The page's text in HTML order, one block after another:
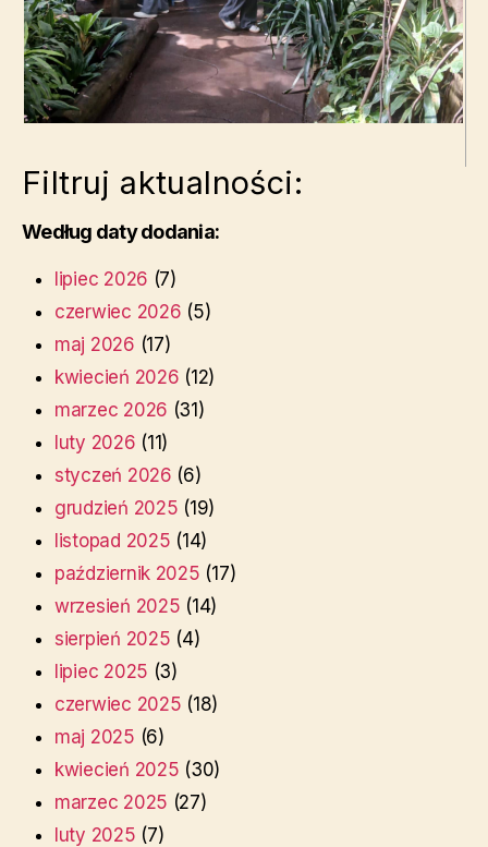
Filtruj aktualności:
Według daty dodania:
lipiec 2026 (7)
czerwiec 2026 (5)
maj 2026 (17)
kwiecień 2026 (12)
marzec 2026 (31)
luty 2026 (11)
styczeń 2026 (6)
grudzień 2025 (19)
listopad 2025 (14)
październik 2025 (17)
wrzesień 2025 (14)
sierpień 2025 (4)
lipiec 2025 (3)
czerwiec 2025 (18)
maj 2025 (6)
kwiecień 2025 (30)
marzec 2025 (27)
luty 2025 (7)